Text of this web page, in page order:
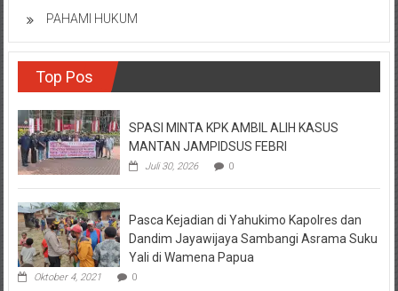
PAHAMI HUKUM
Top Pos
SPASI MINTA KPK AMBIL ALIH KASUS
MANTAN JAMPIDSUS FEBRI
Juli 30, 2026 0
Pasca Kejadian di Yahukimo Kapolres dan
Dandim Jayawijaya Sambangi Asrama Suku
Yali di Wamena Papua
Oktober 4, 2021 0